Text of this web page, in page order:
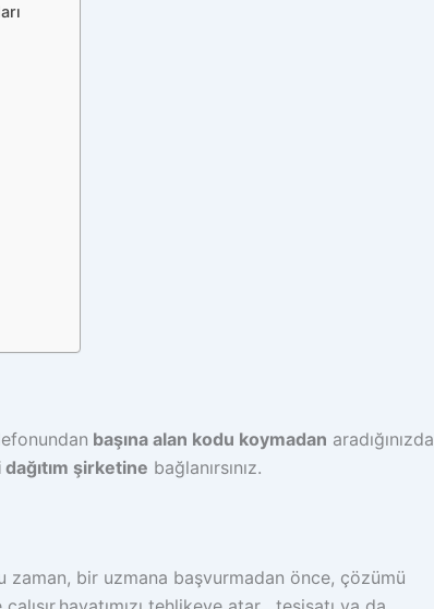
başına alan kodu koymadan aradığınızda
şirketine bağlanırsınız.
zaman, bir uzmana başvurmadan önce, çözümü